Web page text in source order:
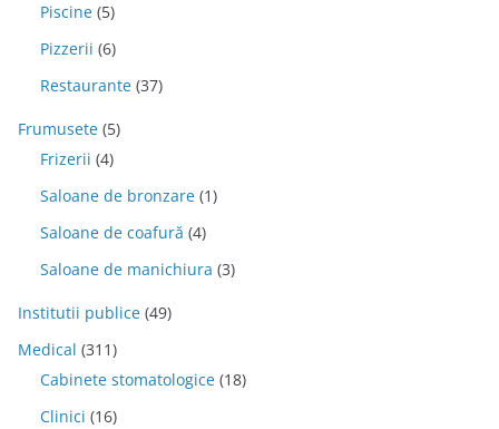
Piscine (5)
Pizzerii (6)
Restaurante (37)
Frumusete (5)
Frizerii (4)
Saloane de bronzare (1)
Saloane de coafură (4)
Saloane de manichiura (3)
Institutii publice (49)
Medical (311)
Cabinete stomatologice (18)
Clinici (16)